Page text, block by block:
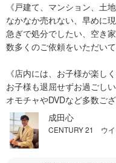
《戸建て、マンション、土
なかなか売れない、早めに現
急ぎで処分でしたい、空き
数多くのご依頼をいただいて
《店内には、お子様が楽し
お子様も退屈せずお過ごし
オモチャやDVDなど多数ご
成田心
CENTURY 21 ウイ